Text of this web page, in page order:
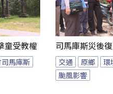
童受教權
馬庫斯
司馬庫斯災後
交通 原鄉 環
颱風影響